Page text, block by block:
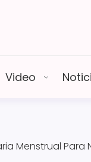
Video
Menstrual Para